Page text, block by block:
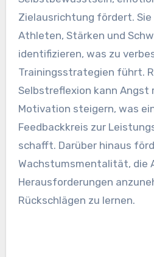
Was sind die
Selbstreflexion
Selbstreflexion verbessert
Resilienz von Athleten,
Selbstbewusstsein,
Zielausrichtung fördert.
Athleten, Stärken und
identifizieren, was zu
Trainingsstrategien führt.
Selbstreflexion kann Angst